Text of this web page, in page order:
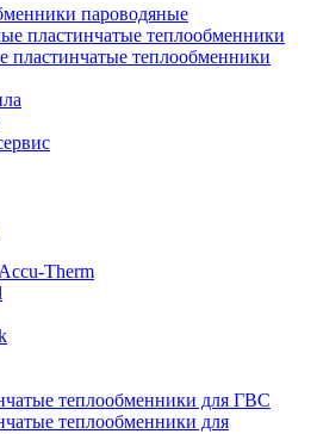
пароводяные
пластинчатые теплообменники
пластинчатые теплообменники
Therm
теплообменники для ГВС
теплообменники для